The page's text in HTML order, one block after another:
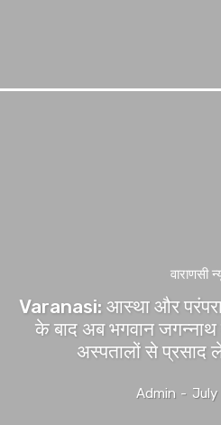
वाराणसी
Varanasi: आस्था और
के बाद अब भगवान जगन्नाथ
अस्पतालों से प्रसाद
Admin - July